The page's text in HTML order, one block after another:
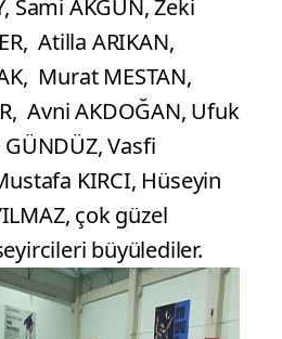
Sami AKGÜN, Zeki
Atilla ARIKAN,
Murat MESTAN,
Avni AKDOĞAN, Ufuk
Vasfi
KIRCI, Hüseyin
çok güzel
büyülediler.